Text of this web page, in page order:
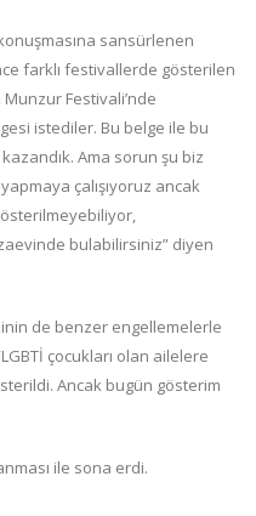
sansürlenen
farklı festivallerde gösterilen
Munzur Festivali’nde
istediler. Bu belge ile bu
kazandık. Ama sorun şu biz
çalışıyoruz ancak
bulabilirsiniz” diyen
de benzer engellemelerle
çocukları olan ailelere
Ancak bugün gösterim
ile sona erdi.